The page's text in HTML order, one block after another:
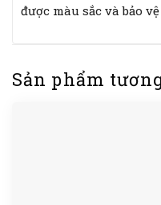
được màu sắc và bảo
Sản phẩm